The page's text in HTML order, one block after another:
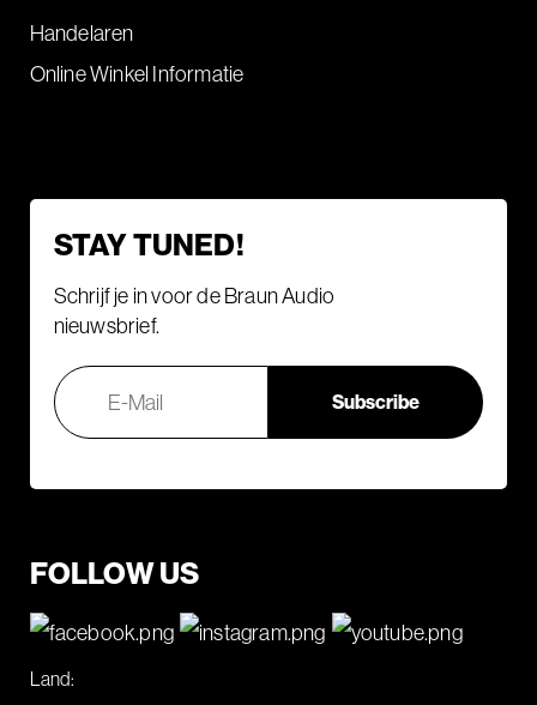
Handelaren
Online Winkel Informatie
STAY TUNED!
Schrijf je in voor de Braun Audio
nieuwsbrief.
FOLLOW US
Land: